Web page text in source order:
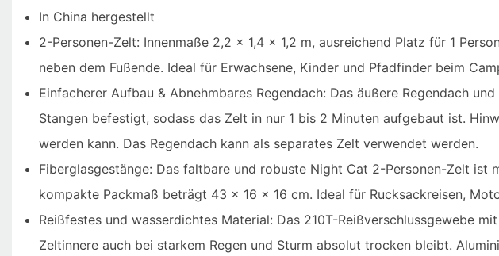
In China hergestellt
2-Personen-Zelt: Innenmaße 2,2 x 1,4 x 1,2 m, ausreichend Platz für 1
neben dem Fußende. Ideal für Erwachsene, Kinder und Pfadfinder beim
Einfacherer Aufbau & Abnehmbares Regendach: Das äußere Regendach
Stangen befestigt, sodass das Zelt in nur 1 bis 2 Minuten aufgebaut ist.
werden kann. Das Regendach kann als separates Zelt verwendet werden.
Fiberglasgestänge: Das faltbare und robuste Night Cat 2-Personen-Zelt
kompakte Packmaß beträgt 43 x 16 x 16 cm. Ideal für Rucksackreisen,
Reißfestes und wasserdichtes Material: Das 210T-Reißverschlussgewebe
Zeltinnere auch bei starkem Regen und Sturm absolut trocken bleibt.